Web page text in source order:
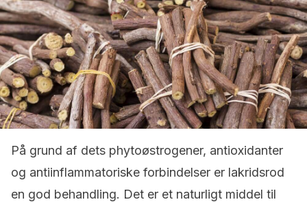
På grund af dets phytoøstrogener, antioxidanter
og antiinflammatoriske forbindelser er lakridsrod
en god behandling. Det er et naturligt middel til